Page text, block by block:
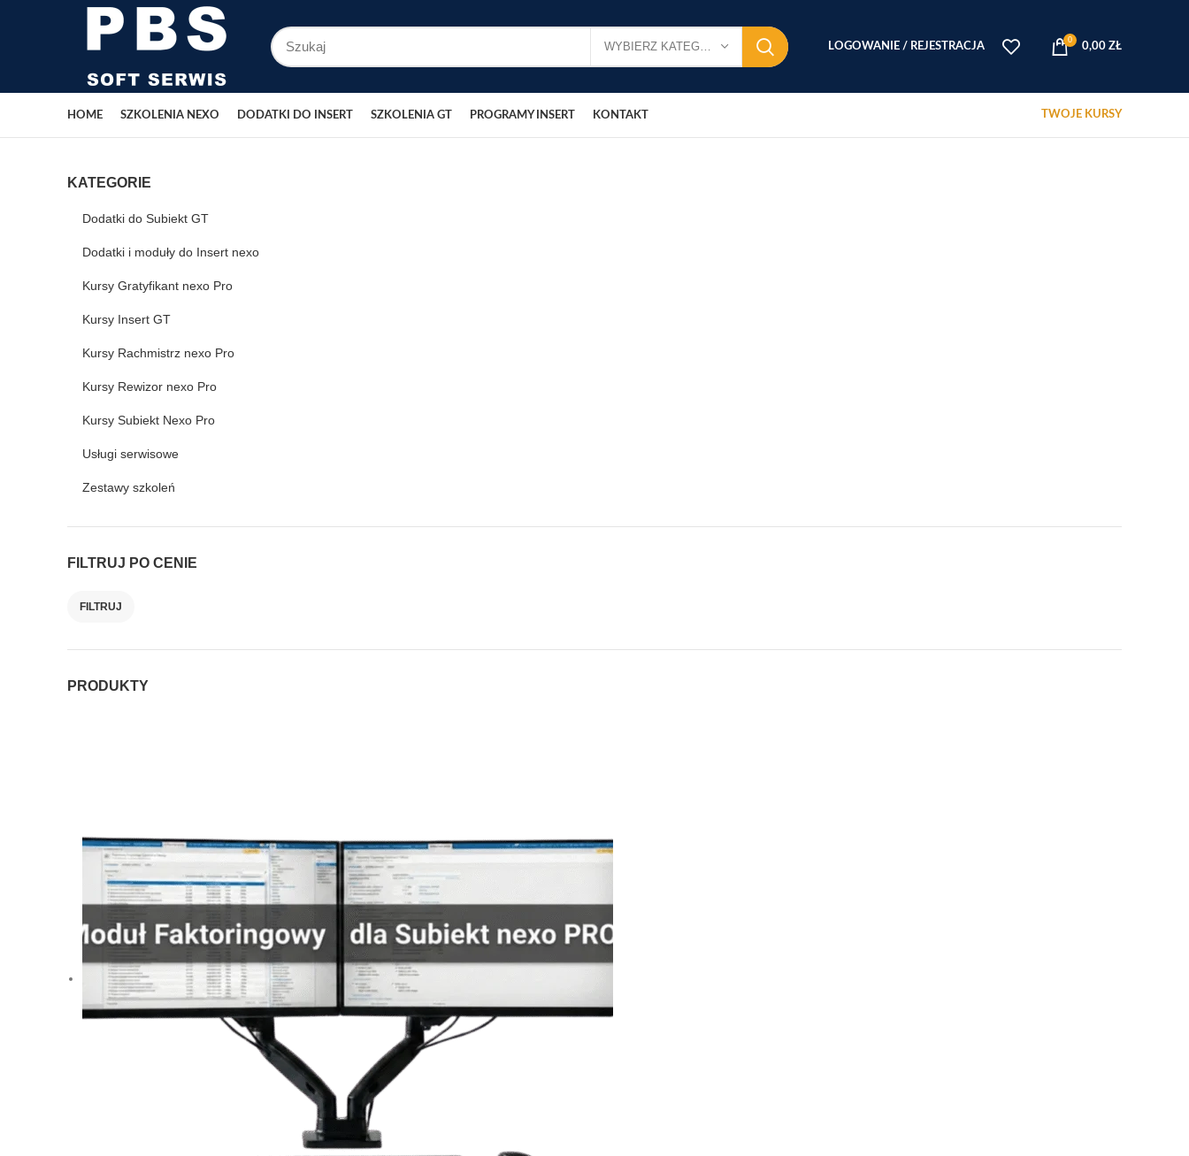
LOGOWANIE / REJESTRACJA
0
0,00 ZŁ
HOME SZKOLENIA NEXO DODATKI DO INSERT SZKOLENIA GT PROGRAMY INSERT KONTAKT TWOJE KURSY
KATEGORIE
Dodatki do Subiekt GT
Dodatki i moduły do Insert nexo
Kursy Gratyfikant nexo Pro
Kursy Insert GT
Kursy Rachmistrz nexo Pro
Kursy Rewizor nexo Pro
Kursy Subiekt Nexo Pro
Usługi serwisowe
Zestawy szkoleń
FILTRUJ PO CENIE
FILTRUJ
PRODUKTY